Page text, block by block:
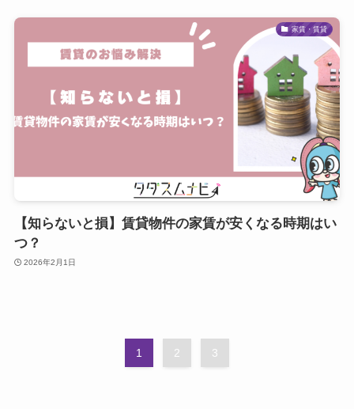
家賃・賃貸
【知らないと損】賃貸物件の家賃が安くなる時期はい
つ？
2026年2月1日
1 2 3